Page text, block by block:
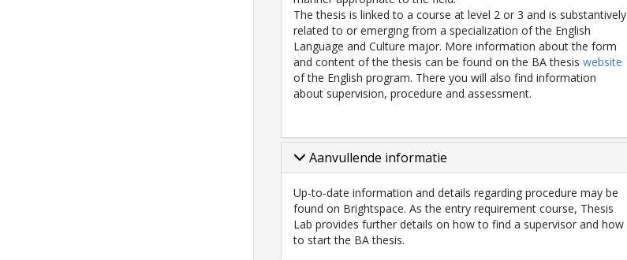
The thesis is linked to a course at level 2 or 3 and is substantively
related to or emerging from a specialization of the English
Language and Culture major. More information about the form
and content of the thesis can be found on the BA thesiswebsite
of the English program. There you will also find information
about supervision, procedure and assessment.
Aanvullende informatie
Up-to-date information and details regarding procedure may be
found on Brightspace. As the entry requirement course, Thesis
Lab provides further details on how to find a supervisor and how
to start the BA thesis.